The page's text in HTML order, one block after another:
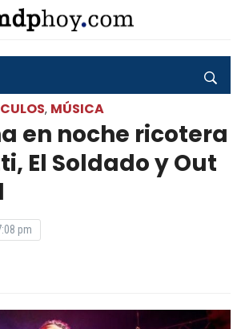
, MÚSICA
en noche ricotera
El Soldado y Out
pm